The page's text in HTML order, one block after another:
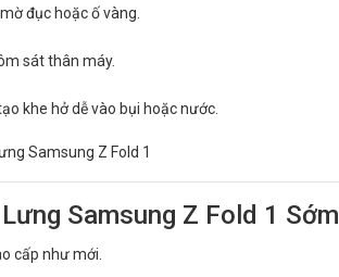
đục hoặc ố vàng.
sát thân máy.
khe hở dễ vào bụi hoặc nước.
Samsung Z Fold 1 Sớm
cấp như mới.